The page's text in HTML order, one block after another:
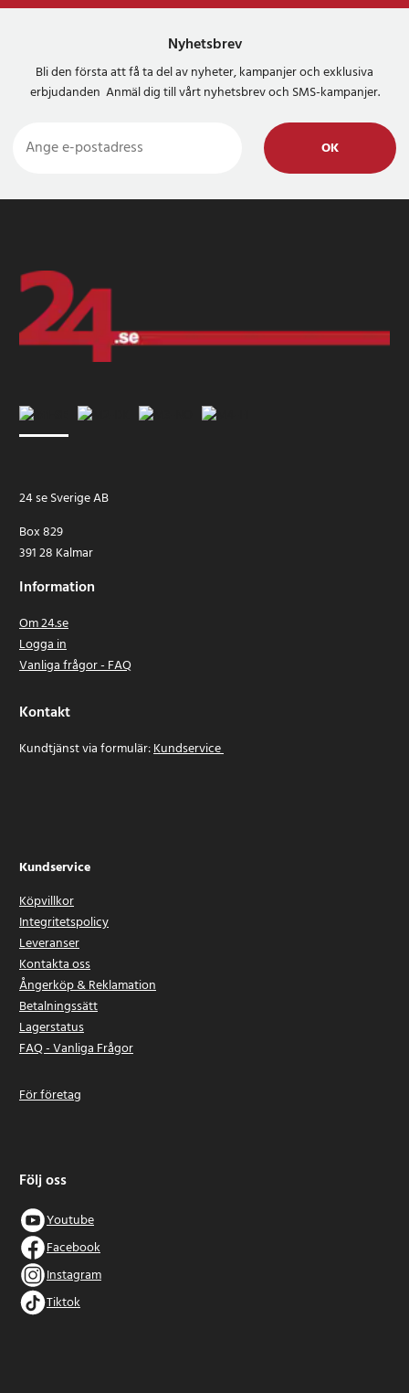
Nyhetsbrev
Bli den första att få ta del av nyheter, kampanjer och exklusiva
erbjudanden Anmäl dig till vårt nyhetsbrev och SMS-kampanjer.
OK
24 se Sverige AB
Box 829
391 28 Kalmar
Information
Om 24.se
Logga in
Vanliga frågor - FAQ
Kontakt
Kundtjänst via formulär:Kundservice
Kundservice
Köpvillkor
Integritetspolicy
Leveranser
Kontakta oss
Ångerköp & Reklamation
Betalningssätt
Lagerstatus
FAQ - Vanliga Frågor
För företag
Följ oss
Youtube
Facebook
Instagram
Tiktok